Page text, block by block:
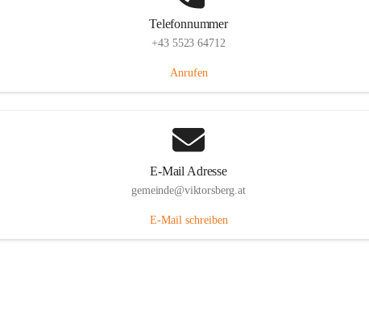
Telefonnummer
+43 5523 64712
Anrufen
E-Mail Adresse
gemeinde@viktorsberg.at
E-Mail schreiben